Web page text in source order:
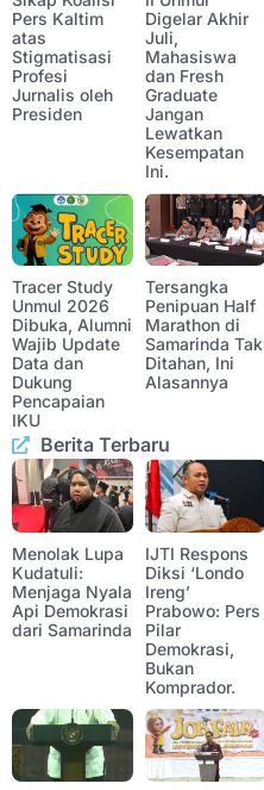
Pers Kaltim
atas
Stigmatisasi
Profesi
Jurnalis oleh
Presiden
Digelar Akhir
Juli,
Mahasiswa
dan Fresh
Graduate
Jangan
Lewatkan
Kesempatan
Ini.
Tracer Study
Unmul 2026
Dibuka, Alumni
Wajib Update
Data dan
Dukung
Pencapaian
IKU
Tersangka
Penipuan Half
Marathon di
Samarinda Tak
Ditahan, Ini
Alasannya
Berita Terbaru
Menolak Lupa
Kudatuli:
Menjaga Nyala
Api Demokrasi
dari Samarinda
IJTI Respons
Diksi ‘Londo
Ireng’
Prabowo: Pers
Pilar
Demokrasi,
Bukan
Komprador.